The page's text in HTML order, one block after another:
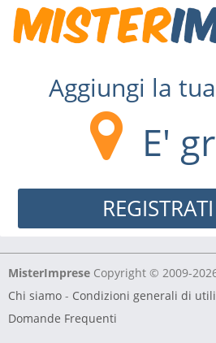
Aggiungi la
E'
MisterImprese Copyright © 2009-
Chi siamo - Condizioni generali di
Domande Frequenti